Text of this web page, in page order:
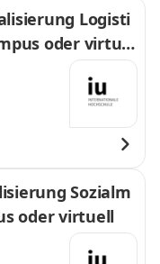
Logisti
oder virtuel
Sozialm
oder virtuell